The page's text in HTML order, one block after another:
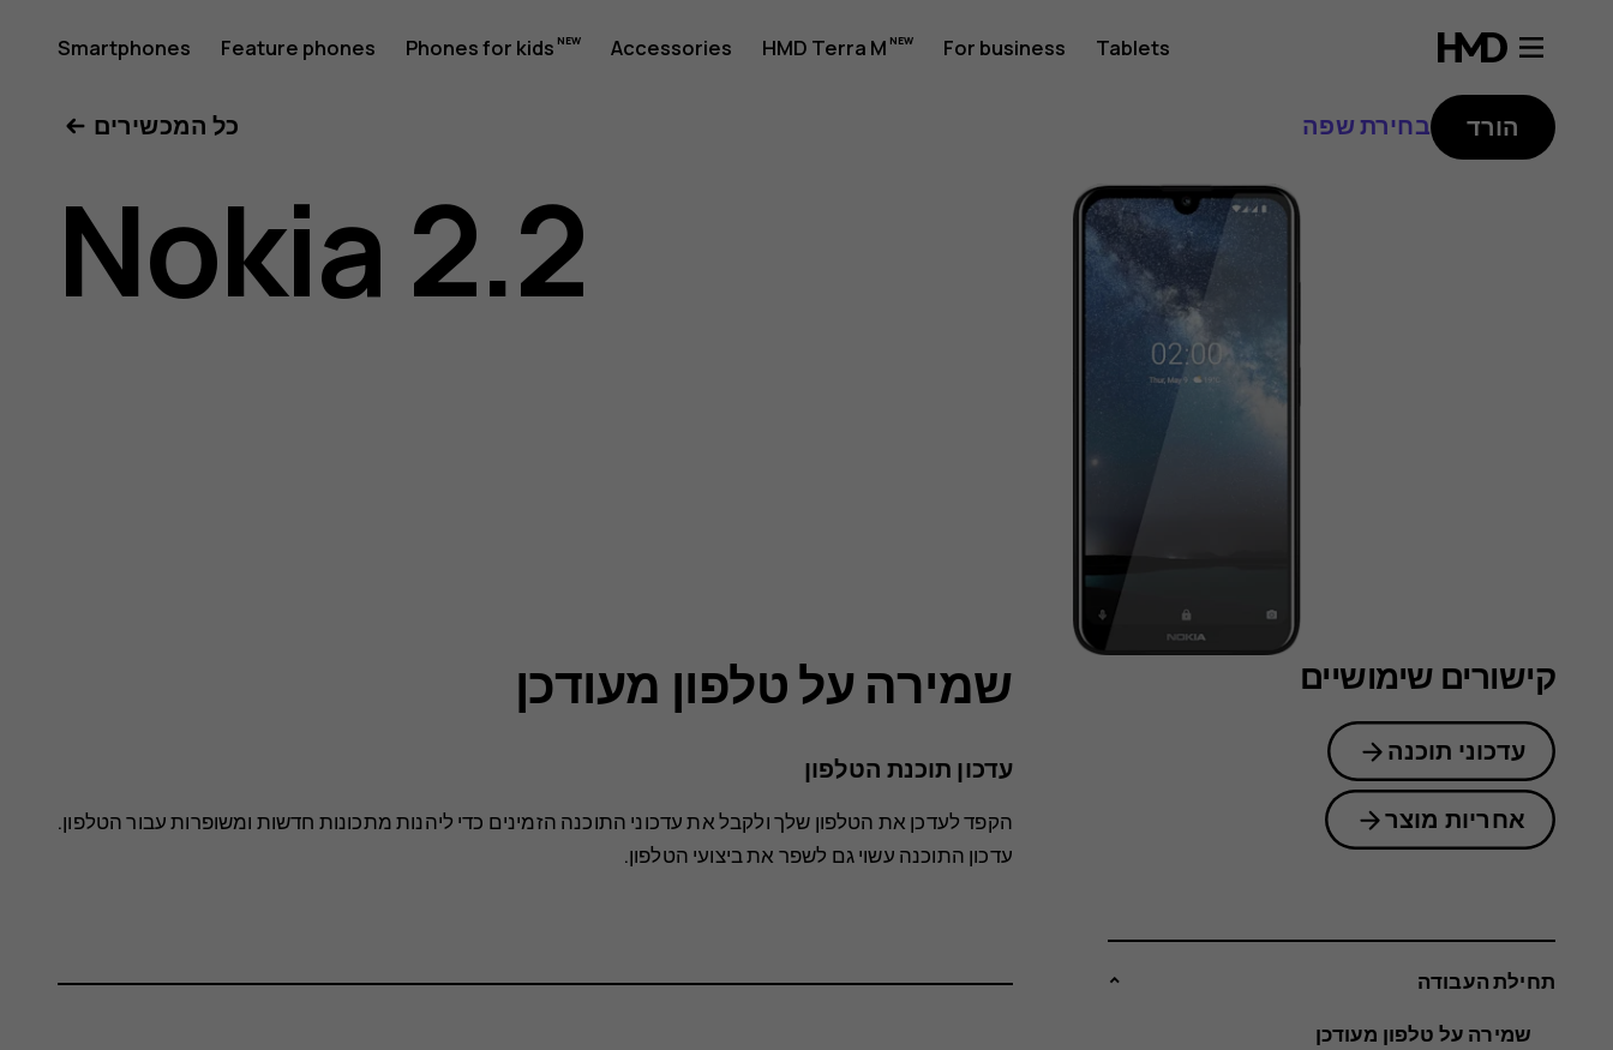
Nokia
2.2
user
Smartphones Feature phones Phones for kids Accessories HMD Terra M For business Tablets
כל המכשירים בחירת שפה הורד
Nokia 2.2
שמירה על טלפון מעודכן
עדכון תוכנת הטלפון
הקפד לעדכן את הטלפון שלך ולקבל את עדכוני התוכנה הזמינים כדי ליהנות מתכונות חדשות ומשופרות עבור הטלפון.
עדכון התוכנה עשוי גם לשפר את ביצועי הטלפון.
קישורים שימושיים
עדכוני תוכנה
אחריות מוצר
‏‫תחילת העבודה‬
שמירה על טלפון מעודכן